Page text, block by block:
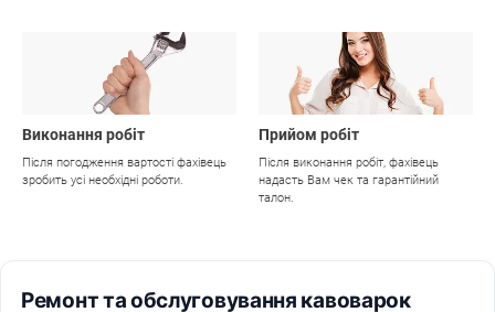
Виконання робіт
Після погодження вартості фахівець
зробить усі необхідні роботи.
Прийом робіт
Після виконання робіт, фахівець
надасть Вам чек та гарантійний
талон.
Ремонт та обслуговування кавоварок